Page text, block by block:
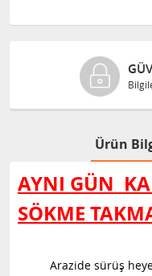
Ürün
AYNI GÜN
SÖKME
Arazide sürüş